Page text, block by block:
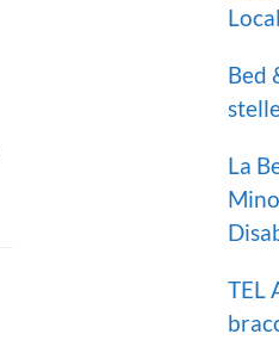
Bed
La
TEL